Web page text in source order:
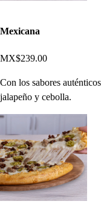
Mexicana
MX$239.00
Con los sabores
jalapeño y cebolla.